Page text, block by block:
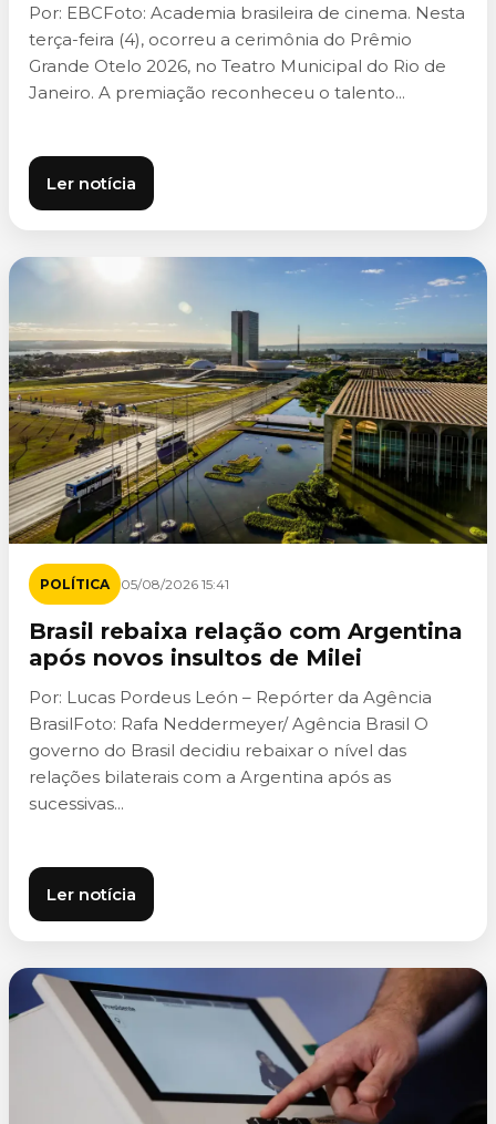
Por: EBCFoto: Academia brasileira de cinema. Nesta
terça-feira (4), ocorreu a cerimônia do Prêmio
Grande Otelo 2026, no Teatro Municipal do Rio de
Janeiro. A premiação reconheceu o talento...
Ler notícia
POLÍTICA 05/08/2026 15:41
Brasil rebaixa relação com Argentina
após novos insultos de Milei
Por: Lucas Pordeus León – Repórter da Agência
BrasilFoto: Rafa Neddermeyer/ Agência Brasil O
governo do Brasil decidiu rebaixar o nível das
relações bilaterais com a Argentina após as
sucessivas...
Ler notícia